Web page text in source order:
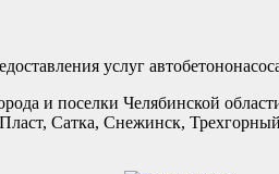
услуг
и поселки Челябинской
Сатка, Снежинск,